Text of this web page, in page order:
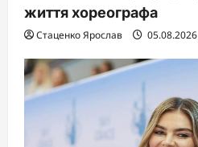
життя хореографа
Стаценко Ярослав 05.08.2026